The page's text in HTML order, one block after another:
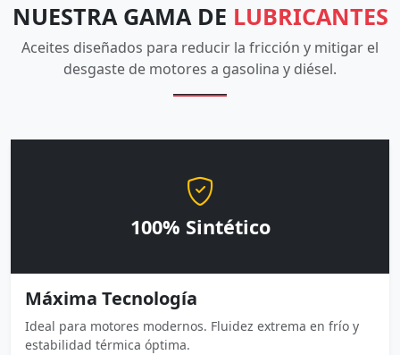
NUESTRA GAMA DE LUBRICANTES
Aceites diseñados para reducir la fricción y mitigar el
desgaste de motores a gasolina y diésel.
100% Sintético
Máxima Tecnología
Ideal para motores modernos. Fluidez extrema en frío y
estabilidad térmica óptima.